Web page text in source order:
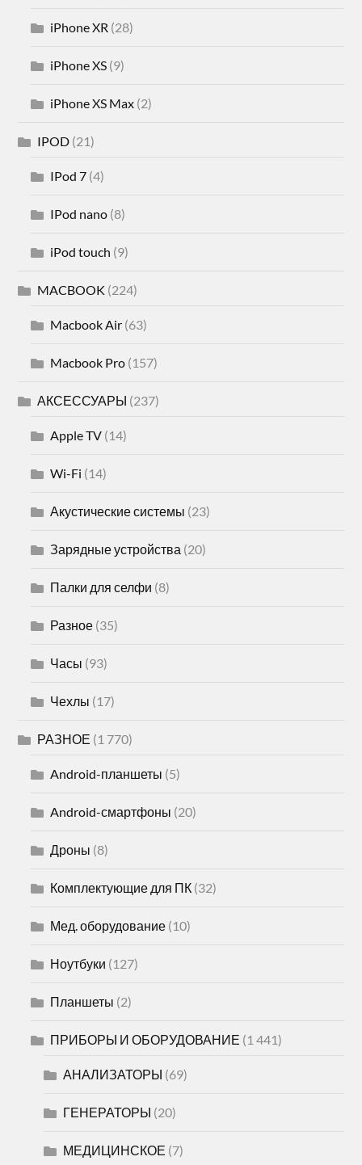
iPhone XR (28)
iPhone XS (9)
iPhone XS Max (2)
IPOD (21)
IPod 7 (4)
IPod nano (8)
iPod touch (9)
MACBOOK (224)
Macbook Air (63)
Macbook Pro (157)
АКСЕССУАРЫ (237)
Apple TV (14)
Wi-Fi (14)
Акустические системы (23)
Зарядные устройства (20)
Палки для селфи (8)
Разное (35)
Часы (93)
Чехлы (17)
РАЗНОЕ (1 770)
Android-планшеты (5)
Android-смартфоны (20)
Дроны (8)
Комплектующие для ПК (32)
Мед. оборудование (10)
Ноутбуки (127)
Планшеты (2)
ПРИБОРЫ И ОБОРУДОВАНИЕ (1 441)
АНАЛИЗАТОРЫ (69)
ГЕНЕРАТОРЫ (20)
МЕДИЦИНСКОЕ (7)